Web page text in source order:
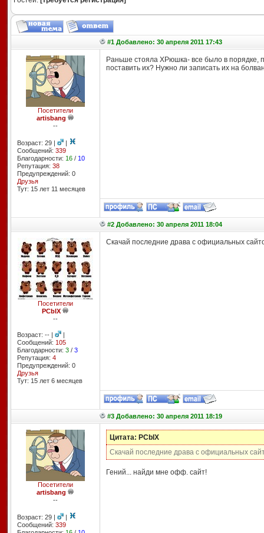
#1 Добавлено: 30 апреля 2011 17:43
Посетители
artisbang
--
Возраст: 29 |
|
Сообщений: 339
Благодарности: 16/ 10
Репутация: 38
Предупреждений: 0
Друзья
Тут: 15 лет 11 месяцев
Раньше стояла ХРюшка- все было в порядке,
поставить их? Нужно ли записать их на
#2 Добавлено: 30 апреля 2011 18:04
Посетители
PCbIX
--
Возраст: -- |
|
Сообщений: 105
Благодарности: 3/ 3
Репутация: 4
Предупреждений: 0
Друзья
Тут: 15 лет 6 месяцев
Скачай последние драва с официальных
#3 Добавлено: 30 апреля 2011 18:19
Посетители
artisbang
--
Возраст: 29 |
|
Сообщений: 339
Цитата: PCbIX
Скачай последние драва с официальных
Гений... найди мне офф. сайт!